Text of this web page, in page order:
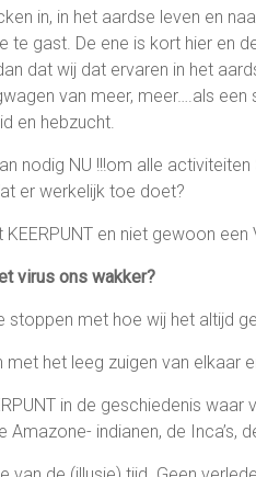
in, in het aardse leven en
te gast. De ene is kort hier en
dat wij dat ervaren in het
van meer, meer….als
en hebzucht.
nodig NU !!!om alle
er werkelijk toe doet?
KEERPUNT en niet gewoon een
virus ons wakker?
stoppen met hoe wij het altijd
met het leeg zuigen van elkaar
in de geschiedenis
Amazone- indianen, de Inca’s,